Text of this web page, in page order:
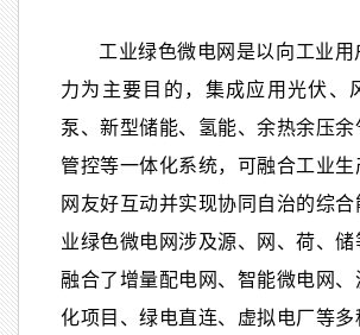
工业绿色微电网是以向工业
力为主要目的，集成应用光伏、
泵、新型储能、氢能、余热余压余
管控等一体化系统，可融合工业
网友好互动并实现协同自治的综
业绿色微电网涉及源、网、荷、
融合了增量配电网、智能微电网
化项目、绿电直连、虚拟电厂等